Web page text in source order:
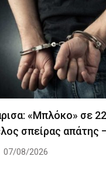
«Μπλόκο» σε
σπείρας απάτης
07/08/2026